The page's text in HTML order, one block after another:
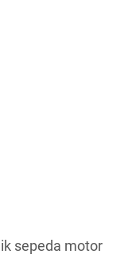
sepeda motor